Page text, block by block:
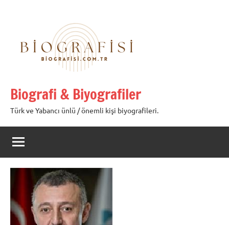
Biografi & Biyografiler
Türk ve Yabancı ünlü / önemli kişi biyografileri.